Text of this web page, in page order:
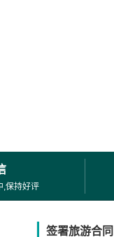
,保持好评
签署旅游合同